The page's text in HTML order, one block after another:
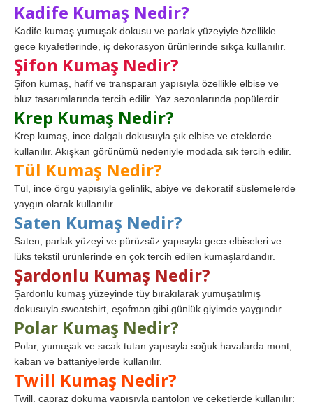
Kadife Kumaş Nedir?
Kadife kumaş yumuşak dokusu ve parlak yüzeyiyle özellikle
gece kıyafetlerinde, iç dekorasyon ürünlerinde sıkça kullanılır.
Şifon Kumaş Nedir?
Şifon kumaş, hafif ve transparan yapısıyla özellikle elbise ve
bluz tasarımlarında tercih edilir. Yaz sezonlarında popülerdir.
Krep Kumaş Nedir?
Krep kumaş, ince dalgalı dokusuyla şık elbise ve eteklerde
kullanılır. Akışkan görünümü nedeniyle modada sık tercih edilir.
Tül Kumaş Nedir?
Tül, ince örgü yapısıyla gelinlik, abiye ve dekoratif süslemelerde
yaygın olarak kullanılır.
Saten Kumaş Nedir?
Saten, parlak yüzeyi ve pürüzsüz yapısıyla gece elbiseleri ve
lüks tekstil ürünlerinde en çok tercih edilen kumaşlardandır.
Şardonlu Kumaş Nedir?
Şardonlu kumaş yüzeyinde tüy bırakılarak yumuşatılmış
dokusuyla sweatshirt, eşofman gibi günlük giyimde yaygındır.
Polar Kumaş Nedir?
Polar, yumuşak ve sıcak tutan yapısıyla soğuk havalarda mont,
kaban ve battaniyelerde kullanılır.
Twill Kumaş Nedir?
Twill, çapraz dokuma yapısıyla pantolon ve ceketlerde kullanılır;